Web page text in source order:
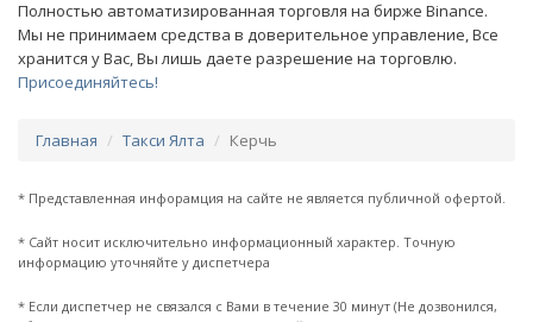
Полностью автоматизированная торговля на бирже Binance.
Мы не принимаем средства в доверительное управление, Все
хранится у Вас, Вы лишь даете разрешение на торговлю.
Присоединяйтесь!
Главная Такси Ялта Керчь
* Представленная инфорамция на сайте не является публичной офертой.
* Сайт носит исключительно информационный характер. Точную
информацию уточняйте у диспетчера
* Если диспетчер не связался с Вами в течение 30 минут (Не дозвонился,